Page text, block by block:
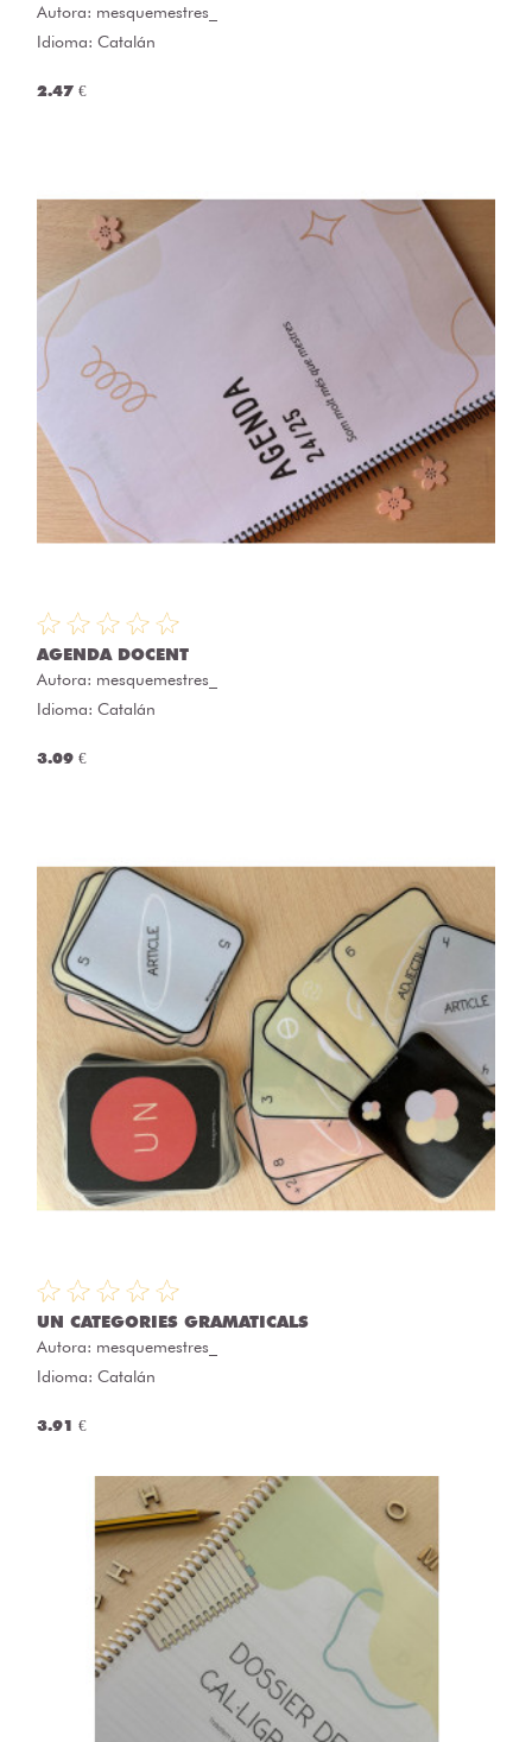
Autora: mesquemestres_
Idioma: Catalán
2.47 €
AGENDA DOCENT
Autora: mesquemestres_
Idioma: Catalán
3.09 €
UN CATEGORIES GRAMATICALS
Autora: mesquemestres_
Idioma: Catalán
3.91 €